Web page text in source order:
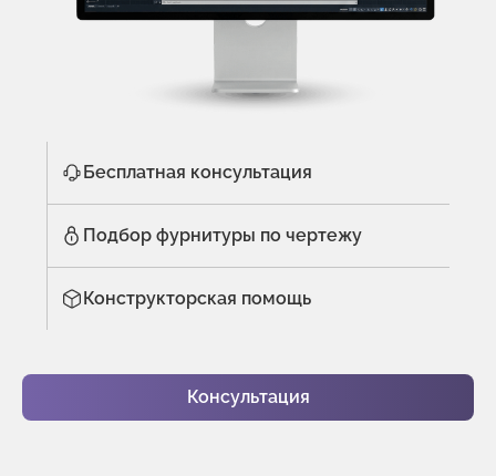
Бесплатная консультация
Подбор фурнитуры по чертежу
Конструкторская помощь
Консультация